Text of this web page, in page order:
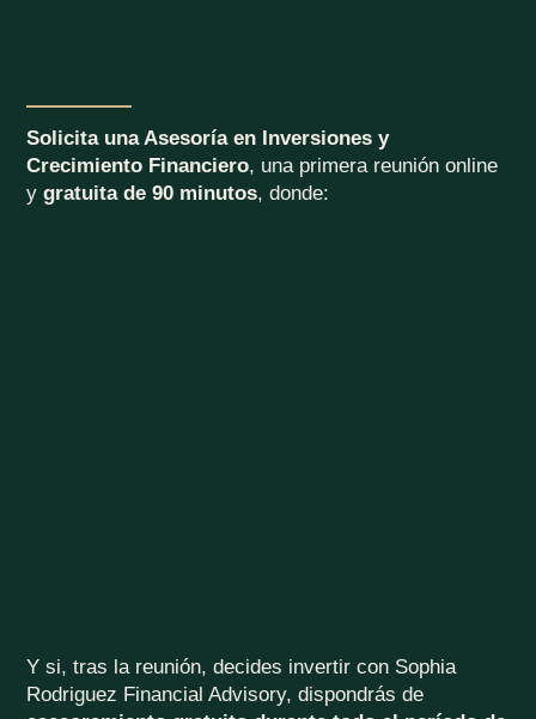
Solicita una Asesoría en Inversiones y
Crecimiento Financiero, una primera reunión online
y gratuita de 90 minutos, donde:
Y si, tras la reunión, decides invertir con Sophia
Rodriguez Financial Advisory, dispondrás de